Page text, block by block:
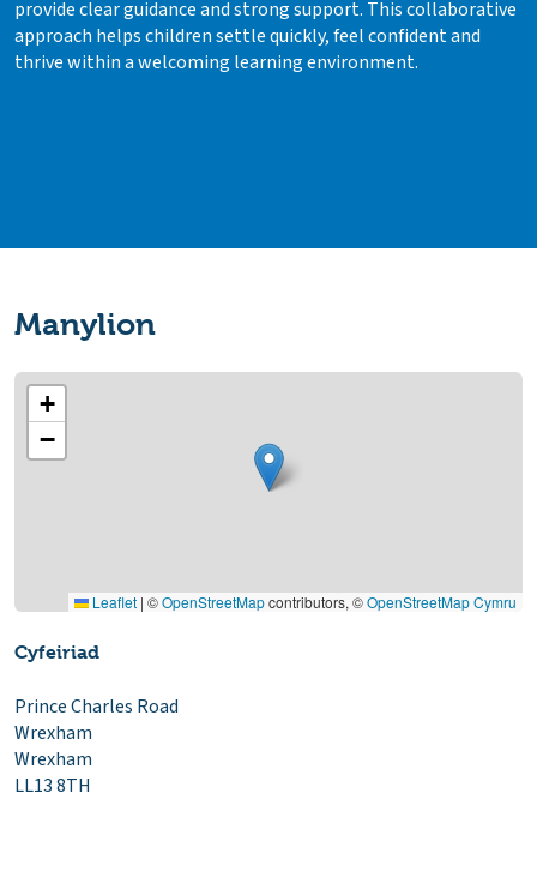
provide clear guidance and strong support. This collaborative
approach helps children settle quickly, feel confident and
thrive within a welcoming learning environment.
Manylion
+
−
Leaflet | ©OpenStreetMapcontributors, ©OpenStreetMap Cymru
Cyfeiriad
Prince Charles Road
Wrexham
Wrexham
LL13 8TH